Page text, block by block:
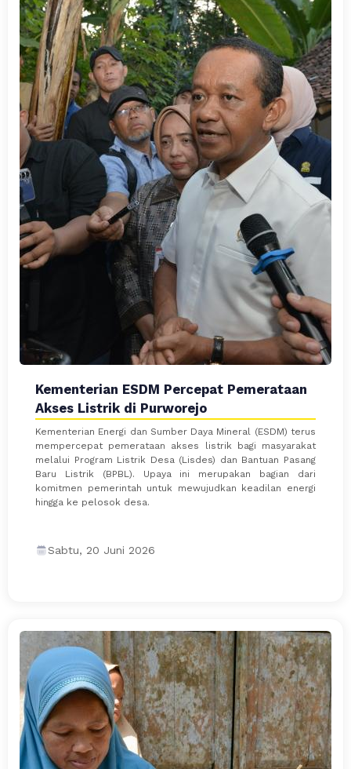
Kementerian ESDM Percepat Pemerataan
Akses Listrik di Purworejo
Kementerian Energi dan Sumber Daya Mineral (ESDM) terus
mempercepat pemerataan akses listrik bagi masyarakat
melalui Program Listrik Desa (Lisdes) dan Bantuan Pasang
Baru Listrik (BPBL). Upaya ini merupakan bagian dari
komitmen pemerintah untuk mewujudkan keadilan energi
hingga ke pelosok desa.
Sabtu, 20 Juni 2026